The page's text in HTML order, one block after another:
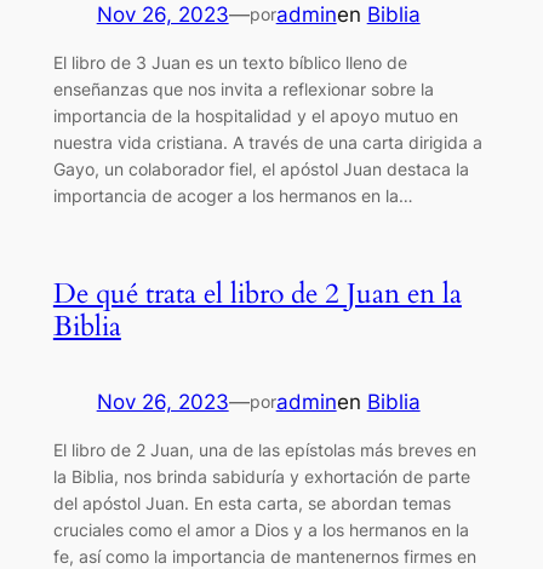
Nov 26, 2023—poradminen Biblia
El libro de 3 Juan es un texto bíblico lleno de
enseñanzas que nos invita a reflexionar sobre la
importancia de la hospitalidad y el apoyo mutuo en
nuestra vida cristiana. A través de una carta dirigida a
Gayo, un colaborador fiel, el apóstol Juan destaca la
importancia de acoger a los hermanos en la…
De qué trata el libro de 2 Juan en la
Biblia
Nov 26, 2023—poradminen Biblia
El libro de 2 Juan, una de las epístolas más breves en
la Biblia, nos brinda sabiduría y exhortación de parte
del apóstol Juan. En esta carta, se abordan temas
cruciales como el amor a Dios y a los hermanos en la
fe, así como la importancia de mantenernos firmes en